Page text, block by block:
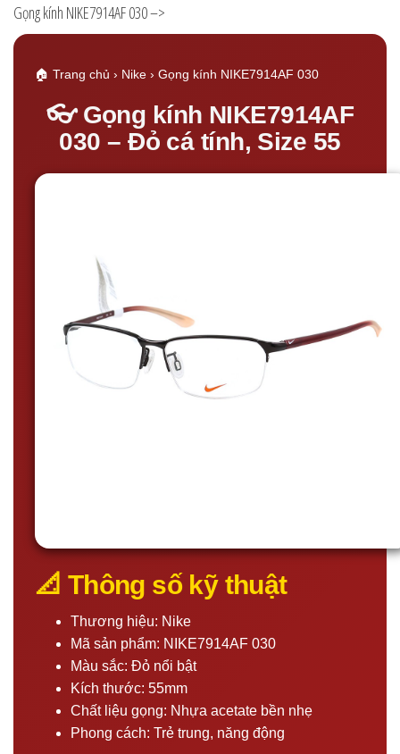
Gọng kính NIKE7914AF 030 –>
🏠 Trang chủ › Nike › Gọng kính NIKE7914AF 030
👓 Gọng kính NIKE7914AF
030 – Đỏ cá tính, Size 55
📐 Thông số kỹ thuật
Thương hiệu: Nike
Mã sản phẩm: NIKE7914AF 030
Màu sắc: Đỏ nổi bật
Kích thước: 55mm
Chất liệu gọng: Nhựa acetate bền nhẹ
Phong cách: Trẻ trung, năng động